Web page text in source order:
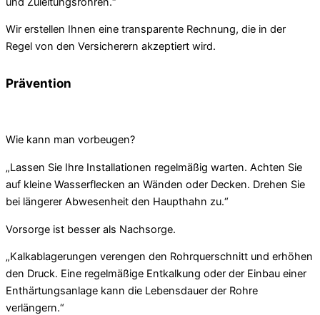
Wir erstellen Ihnen eine transparente Rechnung, die in der
Regel von den Versicherern akzeptiert wird.
Prävention
Wie kann man vorbeugen?
„Lassen Sie Ihre Installationen regelmäßig warten. Achten Sie
auf kleine Wasserflecken an Wänden oder Decken. Drehen Sie
bei längerer Abwesenheit den Haupthahn zu.“
Vorsorge ist besser als Nachsorge.
„Kalkablagerungen verengen den Rohrquerschnitt und erhöhen
den Druck. Eine regelmäßige Entkalkung oder der Einbau einer
Enthärtungsanlage kann die Lebensdauer der Rohre
verlängern.“